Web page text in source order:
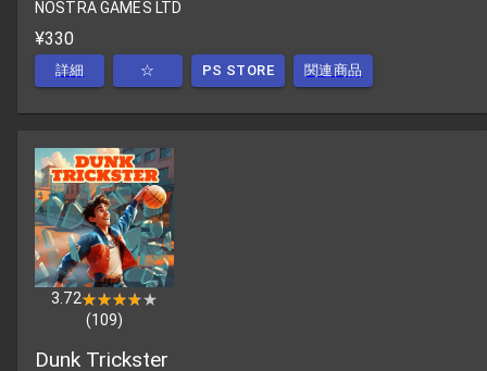
NOSTRA GAMES LTD
¥330
詳細 ☆ PS STORE 関連商品
3.72★★★★★
★★★★★
(109)
Dunk Trickster